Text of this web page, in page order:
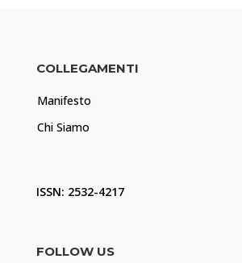
COLLEGAMENTI
Manifesto
Chi Siamo
ISSN: 2532-4217
FOLLOW US